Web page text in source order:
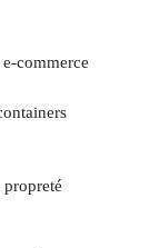
commerce